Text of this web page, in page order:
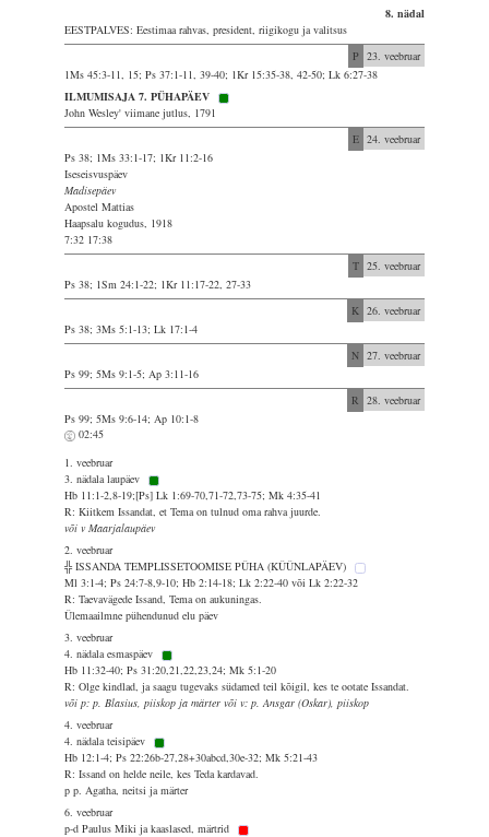
8. nädal
EESTPALVES: Eestimaa rahvas, president, riigikogu ja valitsus
P 23. veebruar
1Ms 45:3-11, 15; Ps 37:1-11, 39-40; 1Kr 15:35-38, 42-50; Lk 6:27-38
ILMUMISAJA 7. PÜHAPÄEV
John Wesley' viimane jutlus, 1791
E 24. veebruar
Ps 38; 1Ms 33:1-17; 1Kr 11:2-16
Iseseisvuspäev
Madisepäev
Apostel Mattias
Haapsalu kogudus, 1918
7:32 17:38
T 25. veebruar
Ps 38; 1Sm 24:1-22; 1Kr 11:17-22, 27-33
K 26. veebruar
Ps 38; 3Ms 5:1-13; Lk 17:1-4
N 27. veebruar
Ps 99; 5Ms 9:1-5; Ap 3:11-16
R 28. veebruar
Ps 99; 5Ms 9:6-14; Ap 10:1-8
02:45
1. veebruar
3. nädala laupäev
Hb 11:1-2,8-19;[Ps] Lk 1:69-70,71-72,73-75; Mk 4:35-41
R: Kiitkem Issandat, et Tema on tulnud oma rahva juurde.
või v Maarjalaupäev
2. veebruar
╬ ISSANDA TEMPLISSETOOMISE PÜHA (KÜÜNLAPÄEV)
Ml 3:1-4; Ps 24:7-8,9-10; Hb 2:14-18; Lk 2:22-40 või Lk 2:22-32
R: Taevavägede Issand, Tema on aukuningas.
Ülemaailmne pühendunud elu päev
3. veebruar
4. nädala esmaspäev
Hb 11:32-40; Ps 31:20,21,22,23,24; Mk 5:1-20
R: Olge kindlad, ja saagu tugevaks südamed teil kõigil, kes te ootate Issandat.
või p: p. Blasius, piiskop ja märter või v: p. Ansgar (Oskar), piiskop
4. veebruar
4. nädala teisipäev
Hb 12:1-4; Ps 22:26b-27,28+30abcd,30e-32; Mk 5:21-43
R: Issand on helde neile, kes Teda kardavad.
p p. Agatha, neitsi ja märter
6. veebruar
p-d Paulus Miki ja kaaslased, märtrid